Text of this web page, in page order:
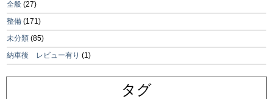
全般 (27)
整備 (171)
未分類 (85)
納車後 レビュー有り (1)
タグ